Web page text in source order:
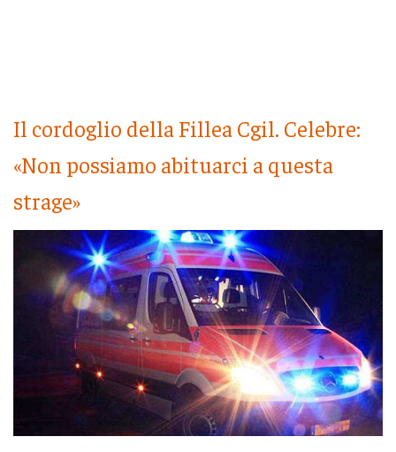
Il cordoglio della Fillea Cgil. Celebre:
«Non possiamo abituarci a questa
strage»